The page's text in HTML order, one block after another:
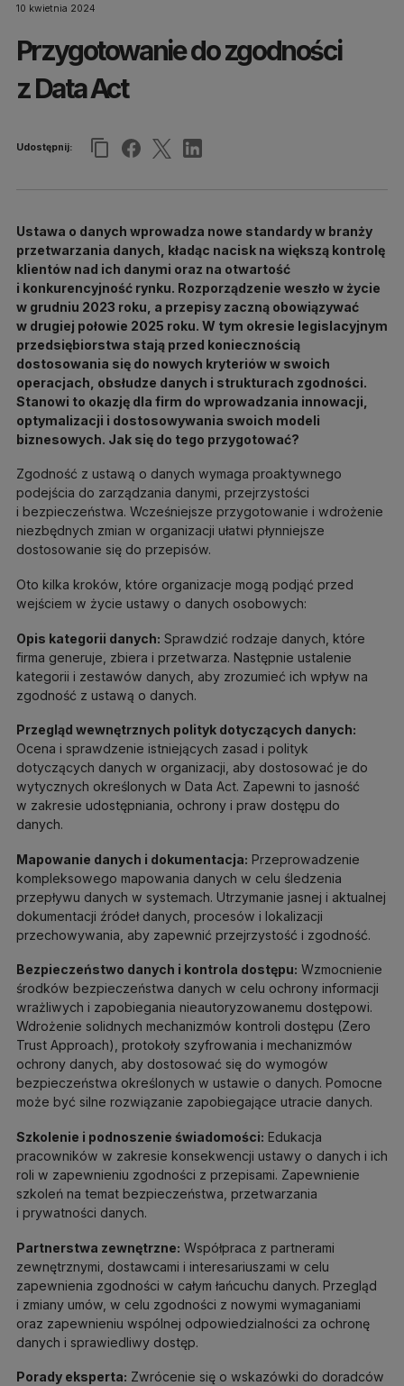
10 kwietnia 2024
Przygotowanie do zgodności
z Data Act
Udostępnij:
Ustawa o danych wprowadza nowe standardy w branży
przetwarzania danych, kładąc nacisk na większą kontrolę
klientów nad ich danymi oraz na otwartość
i konkurencyjność rynku. Rozporządzenie weszło w życie
w grudniu 2023 roku, a przepisy zaczną obowiązywać
w drugiej połowie 2025 roku. W tym okresie legislacyjnym
przedsiębiorstwa stają przed koniecznością
dostosowania się do nowych kryteriów w swoich
operacjach, obsłudze danych i strukturach zgodności.
Stanowi to okazję dla firm do wprowadzania innowacji,
optymalizacji i dostosowywania swoich modeli
biznesowych. Jak się do tego przygotować?
Zgodność z ustawą o danych wymaga proaktywnego
podejścia do zarządzania danymi, przejrzystości
i bezpieczeństwa. Wcześniejsze przygotowanie i wdrożenie
niezbędnych zmian w organizacji ułatwi płynniejsze
dostosowanie się do przepisów.
Oto kilka kroków, które organizacje mogą podjąć przed
wejściem w życie ustawy o danych osobowych:
Opis kategorii danych: Sprawdzić rodzaje danych, które
firma generuje, zbiera i przetwarza. Następnie ustalenie
kategorii i zestawów danych, aby zrozumieć ich wpływ na
zgodność z ustawą o danych.
Przegląd wewnętrznych polityk dotyczących danych:
Ocena i sprawdzenie istniejących zasad i polityk
dotyczących danych w organizacji, aby dostosować je do
wytycznych określonych w Data Act. Zapewni to jasność
w zakresie udostępniania, ochrony i praw dostępu do
danych.
Mapowanie danych i dokumentacja: Przeprowadzenie
kompleksowego mapowania danych w celu śledzenia
przepływu danych w systemach. Utrzymanie jasnej i aktualnej
dokumentacji źródeł danych, procesów i lokalizacji
przechowywania, aby zapewnić przejrzystość i zgodność.
Bezpieczeństwo danych i kontrola dostępu: Wzmocnienie
środków bezpieczeństwa danych w celu ochrony informacji
wrażliwych i zapobiegania nieautoryzowanemu dostępowi.
Wdrożenie solidnych mechanizmów kontroli dostępu (Zero
Trust Approach), protokoły szyfrowania i mechanizmów
ochrony danych, aby dostosować się do wymogów
bezpieczeństwa określonych w ustawie o danych. Pomocne
może być silne rozwiązanie zapobiegające utracie danych.
Szkolenie i podnoszenie świadomości: Edukacja
pracowników w zakresie konsekwencji ustawy o danych i ich
roli w zapewnieniu zgodności z przepisami. Zapewnienie
szkoleń na temat bezpieczeństwa, przetwarzania
i prywatności danych.
Partnerstwa zewnętrzne: Współpraca z partnerami
zewnętrznymi, dostawcami i interesariuszami w celu
zapewnienia zgodności w całym łańcuchu danych. Przegląd
i zmiany umów, w celu zgodności z nowymi wymaganiami
oraz zapewnieniu wspólnej odpowiedzialności za ochronę
danych i sprawiedliwy dostęp.
Porady eksperta: Zwrócenie się o wskazówki do doradców